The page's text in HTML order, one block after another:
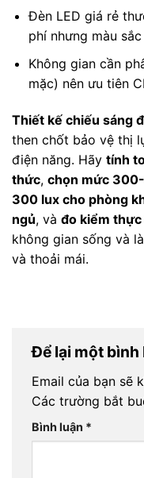
Đèn LED giá rẻ
phí nhưng màu
Không gian cần
mặc) nên ưu tiên
Thiết kế chiếu sáng
then chốt bảo vệ thị
điện năng. Hãy tính
thức, chọn mức
300 lux cho phòng
ngủ, và đo kiểm
không gian sống và
và thoải mái.
Để lại một bình
Email của bạn sẽ
Các trường bắt
Bình luận *